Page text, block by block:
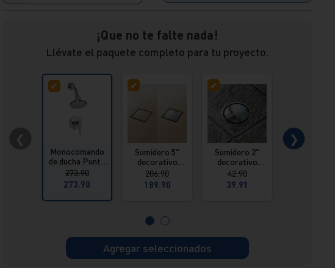
¡Que no te falte nada!
Llévate el paquete completo para tu proyecto.
Monocomando
de ducha Punta
Cana con salida
de ducha Buzios
Light Italgrif
273.90
273.90
Sumidero 5"
decorativo
reversible
acero inox
Vainsa
206.90
189.90
Sumidero 2"
decorativo
redondo acero
inox Vainsa
42.90
39.91
❯
Agregar seleccionados